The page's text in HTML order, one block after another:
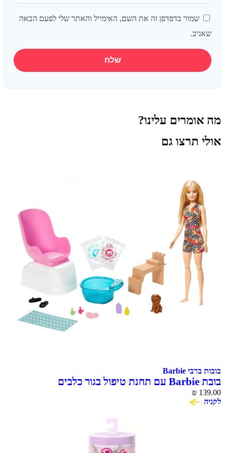
שמור בדפדפן זה את השם, האימייל והאתר שלי לפעם הבאה
שאגיב.
מה אומרים עלינו?
אולי תרצו גם
בובות ברבי Barbie
בובת Barbie עם תחנת טיפול בגור כלבים
₪ 139.00
לקניה